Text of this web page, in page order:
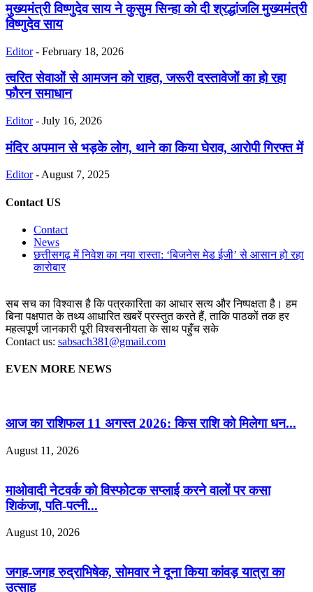
मुख्यमंत्री विष्णुदेव साय ने कुसुम सिन्हा को दी श्रद्धांजलि मुख्यमंत्री
विष्णुदेव साय
Editor - February 18, 2026
त्वरित सेवाओं से आमजन को राहत, जरूरी दस्तावेजों का हो रहा
फौरन समाधान
Editor - July 16, 2026
मंदिर अपमान से भड़के लोग, थाने का किया घेराव, आरोपी गिरफ्त में
Editor -August 7, 2025
Contact US
Contact
News
छत्तीसगढ़ में निवेश का नया रास्ता: ‘बिजनेस मेड ईजी’ से आसान हो रहा
कारोबार
सब सच का विश्वास है कि पत्रकारिता का आधार सत्य और निष्पक्षता है। हम
बिना पक्षपात के तथ्य आधारित खबरें प्रस्तुत करते हैं, ताकि पाठकों तक हर
महत्वपूर्ण जानकारी पूरी विश्वसनीयता के साथ पहुँच सके
Contact us: sabsach381@gmail.com
EVEN MORE NEWS
आज का राशिफल 11 अगस्त 2026: किस राशि को मिलेगा धन...
August 11, 2026
माओवादी नेटवर्क को विस्फोटक सप्लाई करने वालों पर कसा
शिकंजा, पति-पत्नी...
August 10, 2026
जगह-जगह रुद्राभिषेक, सोमवार ने दूना किया कांवड़ यात्रा का
उत्साह